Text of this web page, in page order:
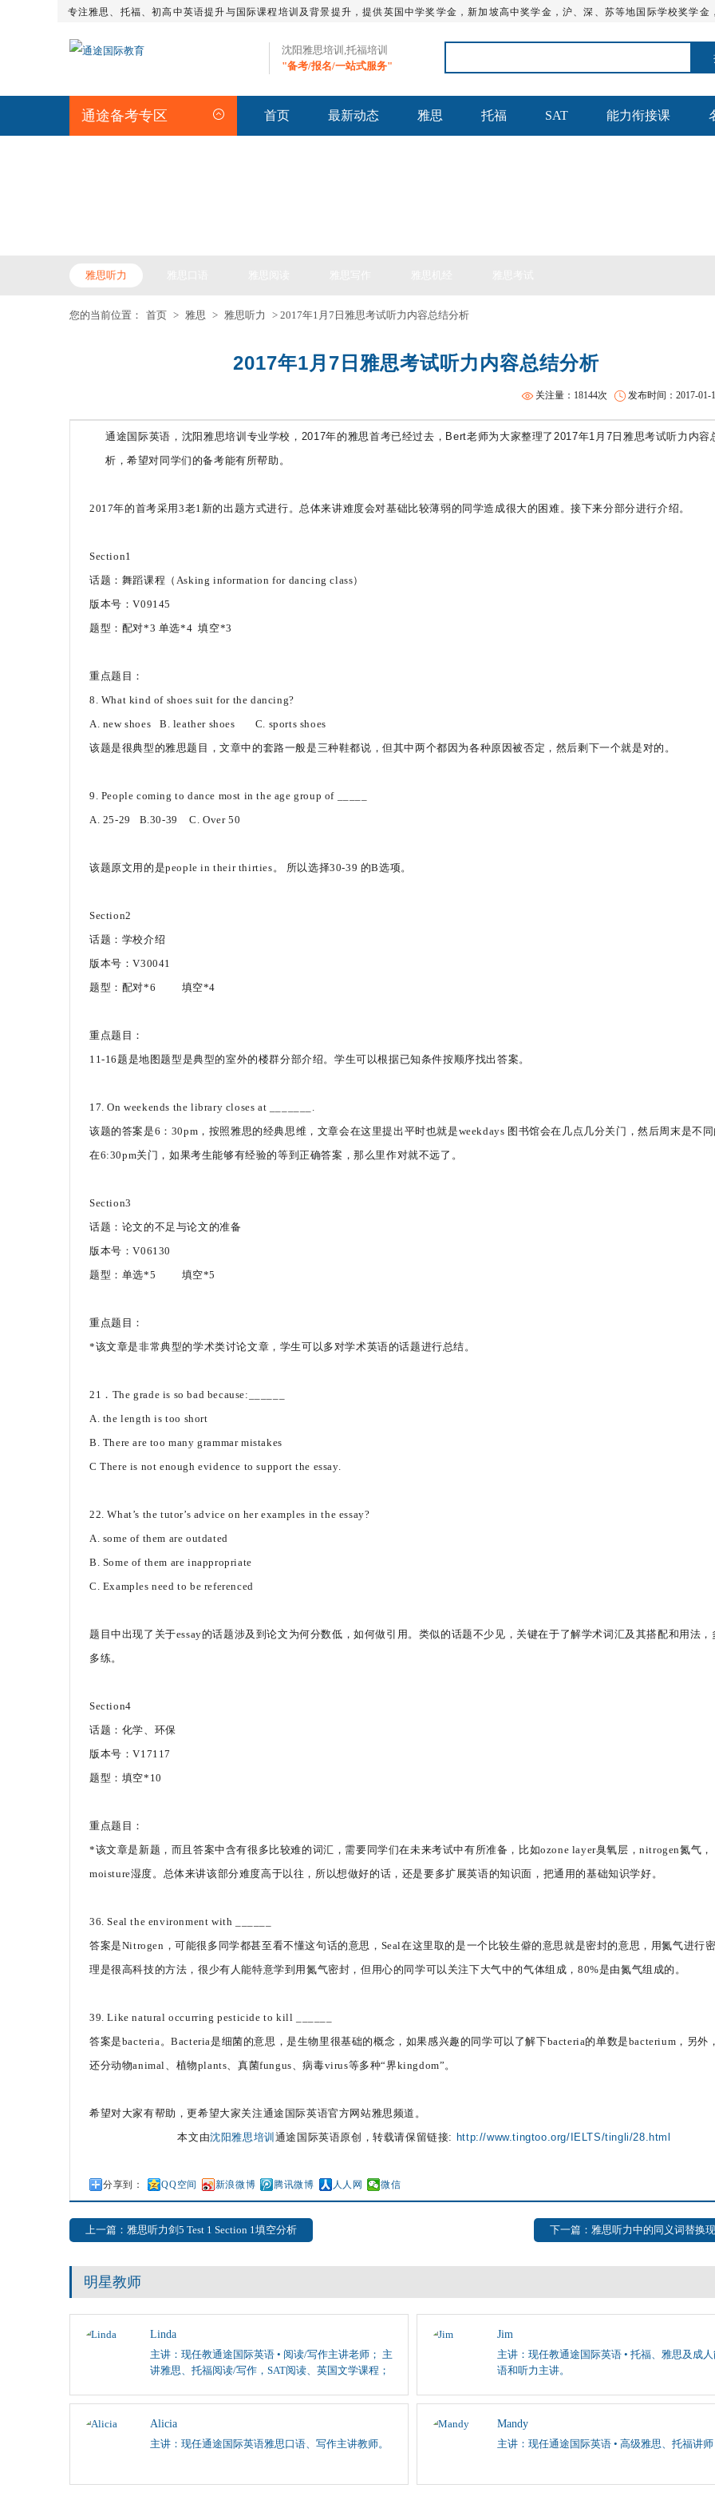
专注雅思、托福、初高中英语提升与国际课程培训及背景提升，提供英国中学奖学金，新加坡高中奖学金，沪、深、苏等地国际学校奖学
沈阳雅思培训,托福培训
"备考/报名/一站式服务"
通途备考专区 首页 最新动态 雅思 托福 SAT 能力衔接课
雅思听力
您的当前位置： 首页 > 雅思 > 雅思听力 > 2017年1月7日雅思考试听力内容总结分析
2017年1月7日雅思考试听力内容总结分析
发布时间：2017-01-
关注量：18144次
通途国际英语，沈阳雅思培训专业学校，2017年的雅思首考已经过去，Bert老师为大家整理了2017年1月7日雅思考试听力内容
析，希望对同学们的备考能有所帮助。
2017年的首考采用3老1新的出题方式进行。总体来讲难度会对基础比较薄弱的同学造成很大的困难。接下来分部分进行介绍。
Section1
话题：舞蹈课程（Asking information for dancing class）
版本号：V09145
题型：配对*3 单选*4 填空*3
重点题目：
8. What kind of shoes suit for the dancing?
A. new shoes B. leather shoes C. sports shoes
该题是很典型的雅思题目，文章中的套路一般是三种鞋都说，但其中两个都因为各种原因被否定，然后剩下一个就是对的。
9. People coming to dance most in the age group of _____
A. 25-29 B.30-39 C. Over 50
该题原文用的是people in their thirties。 所以选择30-39 的B选项。
Section2
话题：学校介绍
版本号：V30041
题型：配对*6 填空*4
重点题目：
11-16题是地图题型是典型的室外的楼群分部介绍。学生可以根据已知条件按顺序找出答案。
17. On weekends the library closes at _______.
该题的答案是6：30pm，按照雅思的经典思维，文章会在这里提出平时也就是weekdays 图书馆会在几点几分关门，然后周末是不
在6:30pm关门，如果考生能够有经验的等到正确答案，那么里作对就不远了。
Section3
话题：论文的不足与论文的准备
版本号：V06130
题型：单选*5 填空*5
重点题目：
*该文章是非常典型的学术类讨论文章，学生可以多对学术英语的话题进行总结。
21．The grade is so bad because:______
A. the length is too short
B. There are too many grammar mistakes
C There is not enough evidence to support the essay.
22. What’s the tutor’s advice on her examples in the essay?
A. some of them are outdated
B. Some of them are inappropriate
C. Examples need to be referenced
题目中出现了关于essay的话题涉及到论文为何分数低，如何做引用。类似的话题不少见，关键在于了解学术词汇及其搭配和用法，
多练。
Section4
话题：化学、环保
版本号：V17117
题型：填空*10
重点题目：
*该文章是新题，而且答案中含有很多比较难的词汇，需要同学们在未来考试中有所准备，比如ozone layer臭氧层，nitrogen氮气，
moisture湿度。总体来讲该部分难度高于以往，所以想做好的话，还是要多扩展英语的知识面，把通用的基础知识学好。
36. Seal the environment with ______
答案是Nitrogen，可能很多同学都甚至看不懂这句话的意思，Seal在这里取的是一个比较生僻的意思就是密封的意思，用氮气进行
理是很高科技的方法，很少有人能特意学到用氮气密封，但用心的同学可以关注下大气中的气体组成，80%是由氮气组成的。
39. Like natural occurring pesticide to kill ______
答案是bacteria。Bacteria是细菌的意思，是生物里很基础的概念，如果感兴趣的同学可以了解下bacteria的单数是bacterium，另外
还分动物animal、植物plants、真菌fungus、病毒virus等多种“界kingdom”。
希望对大家有帮助，更希望大家关注通途国际英语官方网站雅思频道。
本文由沈阳雅思培训 通途国际英语原创，转载请保留链接: http://www.tingtoo.org/IELTS/tingli/28.html
分享到： QQ空间 新浪微博 腾讯微博 人人网 微信
上一篇：雅思听力剑5 Test 1 Section 1填空分析 下一篇：雅思听力中的同义词替换
明星教师
Linda
主讲：现任教通途国际英语 • 阅读/写作主讲老师； 主
讲雅思、托福阅读/写作，SAT阅读、英国文学课程；
Jim
主讲：现任教通途国际英语 • 托福、雅思及成
语和听力主讲。
Alicia
主讲：现任通途国际英语雅思口语、写作主讲教师。
Mandy
主讲：现任通途国际英语 • 高级雅思、托福讲
雅思全程班 沈阳SAT一对一